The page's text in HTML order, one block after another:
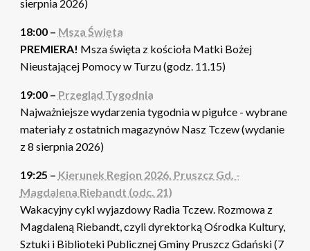
sierpnia 2026)
18:00 – Msza Święta
PREMIERA! Msza święta z kościoła Matki Bożej
Nieustającej Pomocy w Turzu (godz. 11.15)
19:00 – Przegląd Tygodnia
Najważniejsze wydarzenia tygodnia w pigułce - wybrane
materiały z ostatnich magazynów Nasz Tczew (wydanie
z 8 sierpnia 2026)
19:25 – Kierunek Region 2026. Pruszcz Gd. -
Magdalena Riebandt (odc. 21)
Wakacyjny cykl wyjazdowy Radia Tczew. Rozmowa z
Magdaleną Riebandt, czyli dyrektorką Ośrodka Kultury,
Sztuki i Biblioteki Publicznej Gminy Pruszcz Gdański (7